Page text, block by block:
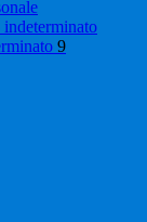
indeterminato
9